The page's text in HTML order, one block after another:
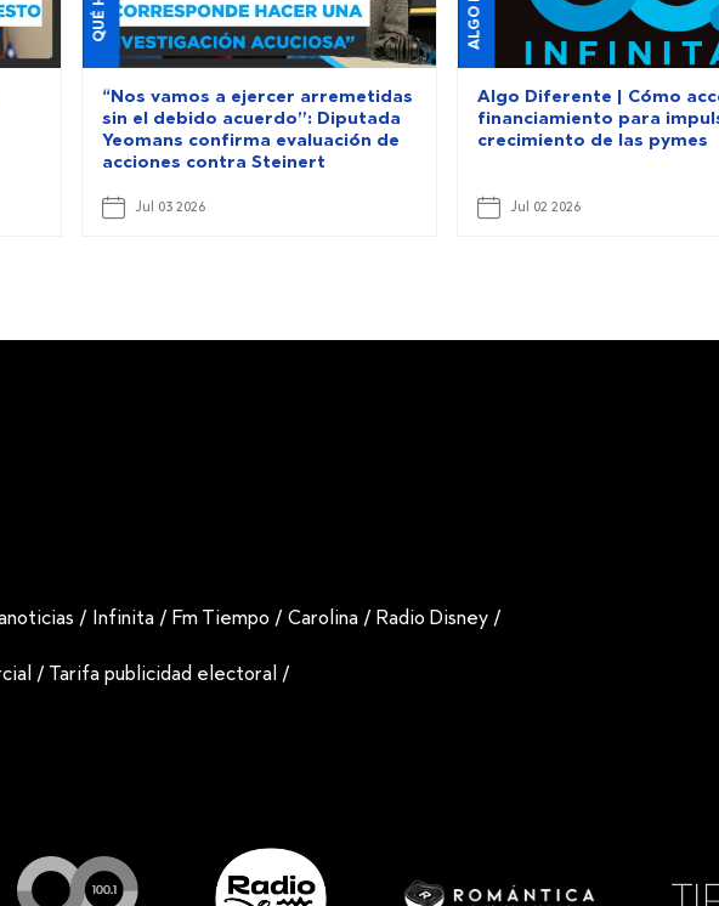
“Nos vamos a ejercer arremetidas
sin el debido acuerdo”: Diputada
Yeomans confirma evaluación de
acciones contra Steinert
Jul 03 2026
Algo Diferente | Cómo
financiamiento para
crecimiento de las pymes
Jul 02 2026
/ Infinita / Fm Tiempo /Carolina / Radio Disney /
/ Tarifa publicidad electoral /